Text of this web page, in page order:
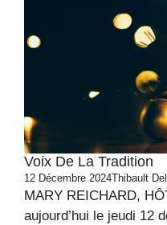
Voix De La Tradition
12 Décembre 2024Thibault
MARY REICHARD,
aujourd’hui le jeudi 12